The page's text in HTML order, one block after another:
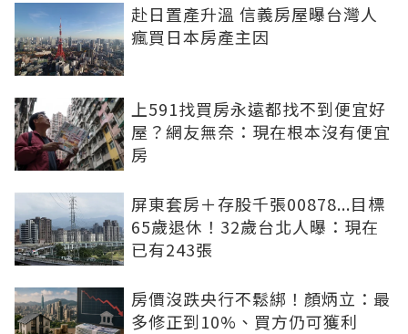
赴日置產升溫 信義房屋曝台灣人
瘋買日本房產主因
上591找買房永遠都找不到便宜好
屋？網友無奈：現在根本沒有便宜
房
屏東套房＋存股千張00878...目標
65歲退休！32歲台北人曝：現在
已有243張
房價沒跌央行不鬆綁！顏炳立：最
多修正到10%、買方仍可獲利